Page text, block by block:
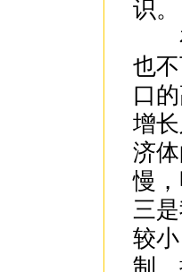
识。
在
也
口
增
济
慢
三
较
制